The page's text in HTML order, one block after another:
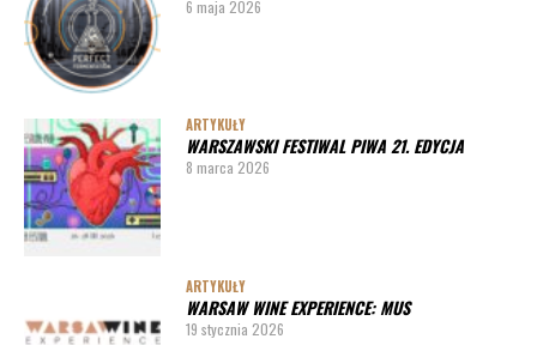
6 maja 2026
ARTYKUŁY
WARSZAWSKI FESTIWAL PIWA 21. EDYCJA
8 marca 2026
ARTYKUŁY
WARSAW WINE EXPERIENCE: MUS
19 stycznia 2026